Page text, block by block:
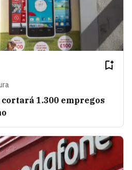
1.300 empregos